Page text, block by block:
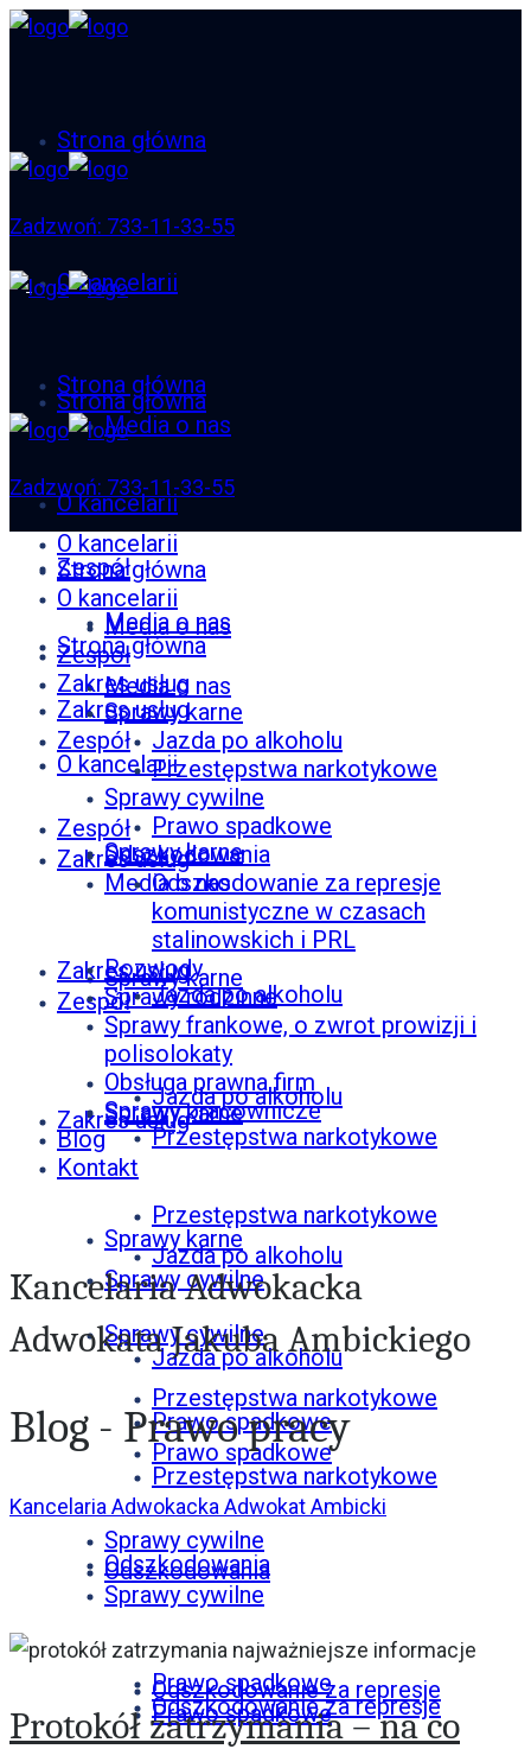
Strona główna
O kancelarii
Media o nas
Zespół
Zakres usług
Sprawy karne
Jazda po alkoholu
Przestępstwa narkotykowe
Sprawy cywilne
Prawo spadkowe
Odszkodowania
Odszkodowanie za represje
Zadzwoń: 733-11-33-55
Strona główna
O kancelarii
Media o nas
Zespół
Zakres usług
Sprawy karne
Jazda po alkoholu
Przestępstwa narkotykowe
Sprawy cywilne
Prawo spadkowe
Odszkodowania
Odszkodowanie za represje
Strona główna
O kancelarii
Media o nas
Zespół
Zakres usług
Sprawy karne
Jazda po alkoholu
Przestępstwa narkotykowe
Sprawy cywilne
Prawo spadkowe
Zadzwoń: 733-11-33-55
Strona główna
O kancelarii
Media o nas
Zespół
Zakres usług
Sprawy karne
Jazda po alkoholu
Przestępstwa narkotykowe
Sprawy cywilne
Prawo spadkowe
Strona główna
O kancelarii
Media o nas
Zespół
Zakres usług
Sprawy karne
Jazda po alkoholu
Przestępstwa narkotykowe
Sprawy cywilne
Prawo spadkowe
Odszkodowania
Odszkodowanie za represje
komunistyczne w czasach
stalinowskich i PRL
Rozwody
Sprawy rodzinne
Sprawy frankowe, o zwrot prowizji i
polisolokaty
Obsługa prawna firm
Sprawy pracownicze
Blog
Kontakt
Kancelaria Adwokacka
Adwokata Jakuba Ambickiego
Blog - Prawo pracy
Kancelaria Adwokacka Adwokat Ambicki
Protokół zatrzymania – na co